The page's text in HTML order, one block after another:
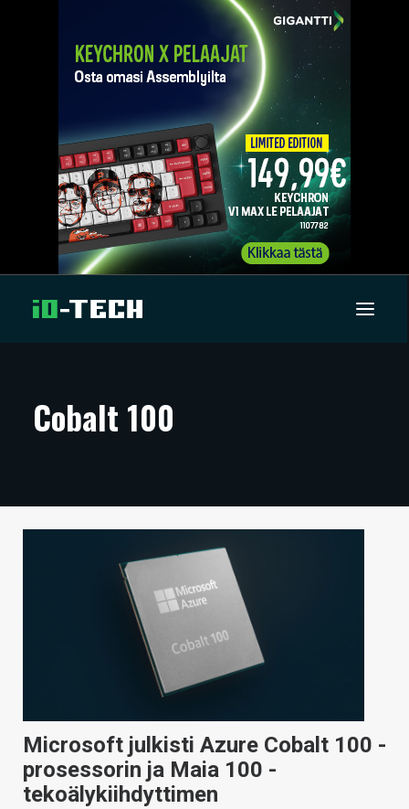
ARTIKKELIT
TECHBBS
HAKU
Cobalt 100
Microsoft julkisti Azure Cobalt 100 -
prosessorin ja Maia 100 -
tekoälykiihdyttimen